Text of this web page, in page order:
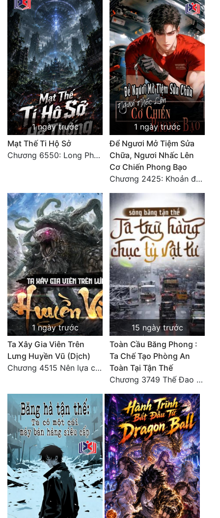
1 ngày trước
Mạt Thế Ti Hộ Sở
Chương 6550: Long Phượng Thần Trận
1 ngày trước
Để Ngươi Mở Tiệm Sửa
Chữa, Ngươi Nhấc Lên
Cơ Chiến Phong Bạo
Chương 2425: Khoản đầu tư của Tượng Chủ!! Nỗi nghi hoặc của Tô Bạch!
1 ngày trước
Ta Xây Gia Viên Trên
Lưng Huyền Vũ (Dịch)
Chương 4515 Nên lựa chọn như thế nào?
15 ngày trước
Toàn Cầu Băng Phong :
Ta Chế Tạo Phòng An
Toàn Tại Tận Thế
Chương 3749 Thế Đao xuất kích